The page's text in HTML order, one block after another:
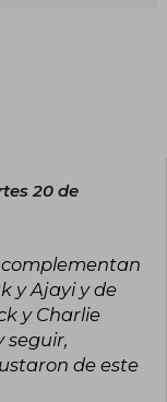
los 17 años con la
This y Loveless,
York Times.
por su realismo,
de la salud
y premiadas en
el YA Book
Choice
del Año 2023
Año por los British
20 de
complementan
y Ajayi y de
y Charlie
seguir,
de este